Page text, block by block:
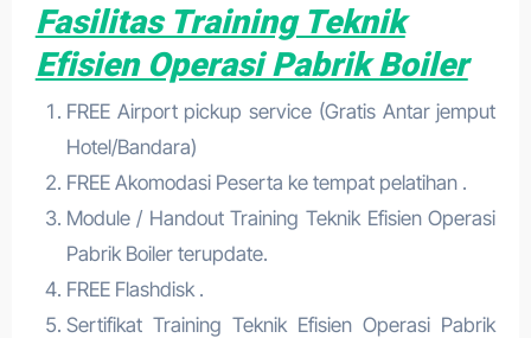
Fasilitas Training Teknik
Efisien Operasi Pabrik Boiler
FREE Airport pickup service (Gratis Antar jemput
Hotel/Bandara)
FREE Akomodasi Peserta ke tempat pelatihan .
Module / Handout Training Teknik Efisien Operasi
Pabrik Boiler terupdate.
FREE Flashdisk .
Sertifikat Training Teknik Efisien Operasi Pabrik